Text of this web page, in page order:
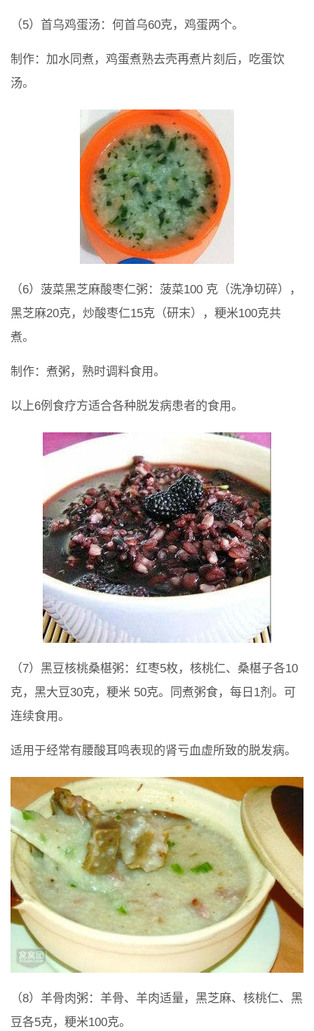
（5）首乌鸡蛋汤：何首乌60克，鸡蛋两个。
制作：加水同煮，鸡蛋煮熟去壳再煮片刻后，吃蛋饮
汤。
（6）菠菜黑芝麻酸枣仁粥：菠菜100 克（洗净切碎），
黑芝麻20克，炒酸枣仁15克（研末），粳米100克共
煮。
制作：煮粥，熟时调料食用。
以上6例食疗方适合各种脱发病患者的食用。
（7）黑豆核桃桑椹粥：红枣5枚，核桃仁、桑椹子各10
克，黑大豆30克，粳米 50克。同煮粥食，每日1剂。可
连续食用。
适用于经常有腰酸耳鸣表现的肾亏血虚所致的脱发病。
（8）羊骨肉粥：羊骨、羊肉适量，黑芝麻、核桃仁、黑
豆各5克，粳米100克。